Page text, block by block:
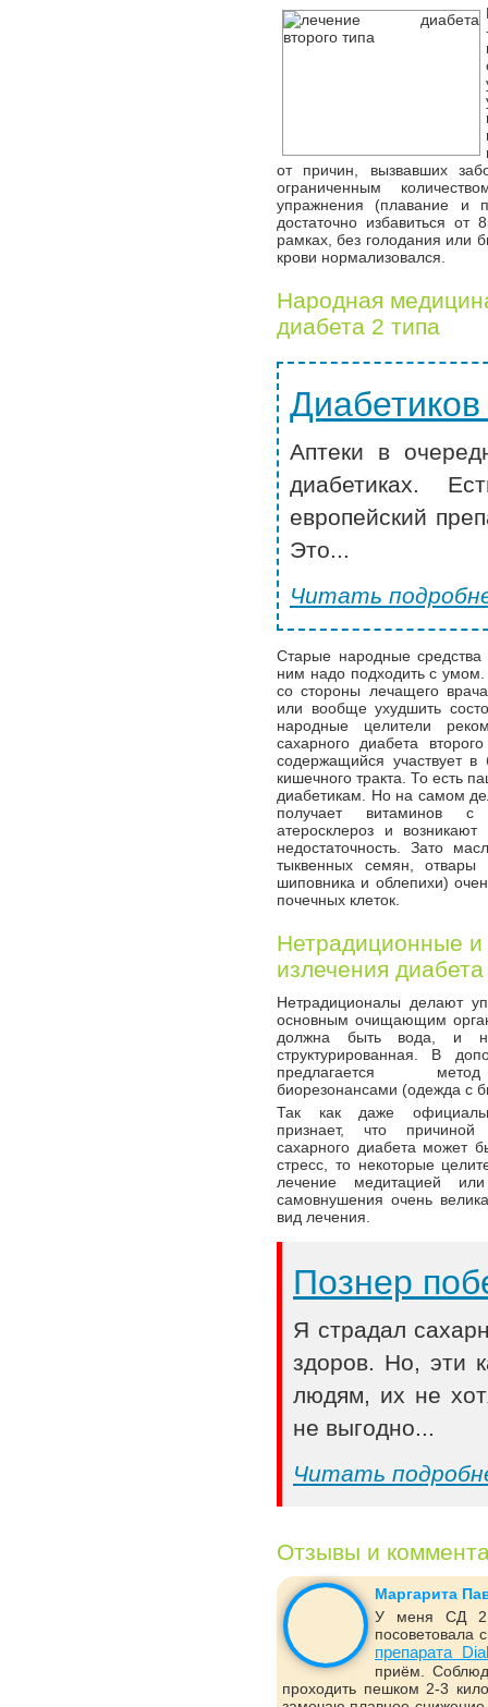
от причин, вызвавших
ограниченным
упражнения (плавание и
достаточно избавиться
рамках, без голодания или
крови нормализовался.
Народная
диабета 2 типа
Аптеки в
диабетиках.
европейский
Это...
Читать
Старые народные
ним надо подходить с
со стороны лечащего
или вообще ухудшить
народные целители
сахарного диабета
содержащийся участвует
кишечного тракта. То есть
диабетикам. Но на самом
получает витаминов с
атеросклероз и
недостаточность. Зато
тыквенных семян,
шиповника и облепихи)
почечных клеток.
Нетрадиционные
излечения
Нетрадиционалы делают
основным очищающим
должна быть вода, и
структурированная. В
предлагается
биорезонансами (одежда с
Так как даже
признает, что причиной
сахарного диабета может
стресс, то некоторые
лечение медитацией
самовнушения очень
вид лечения.
Познер
Я страдал
здоров. Но, эти
людям, их не
не выгодно...
Читать
Отзывы и
Маргарита
У меня СД 2
посоветовала
препарата
приём.
проходить пешком 2-3